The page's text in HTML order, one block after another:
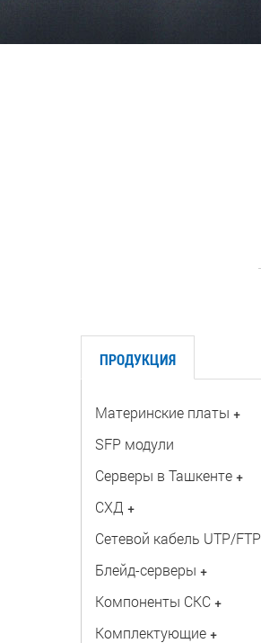
ПРОДУКЦИЯ
Материнские платы +
SFP модули
Серверы в Ташкенте +
СХД +
Сетевой кабель UTP/FTP
Блейд-серверы +
Компоненты СКС +
Комплектующие +